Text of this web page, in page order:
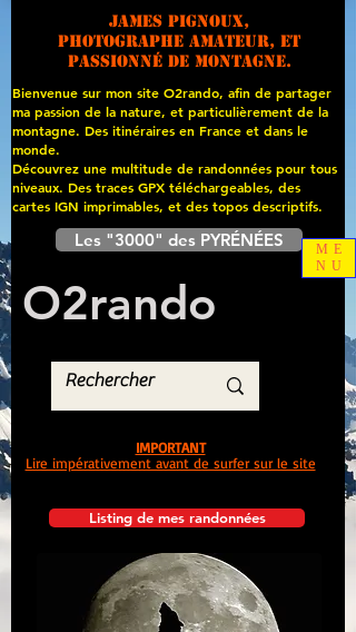
James PIGNOUX,
photographe amateur, et
passionné de montagne.
Bienvenue sur mon site O2rando, afin de partager
ma passion de la nature, et particulièrement de la
montagne. Des itinéraires en France et dans le
monde.
Découvrez une multitude de randonnées pour tous
niveaux. Des traces GPX téléchargeables, des
cartes IGN imprimables, et des topos descriptifs.
Les "3000" des PYRÉNÉES
O2rando
Listing de mes randonnées
IMPORTANT
Lire impérativement avant de surfer sur le site
ME
NU